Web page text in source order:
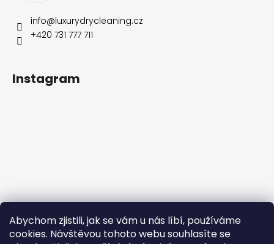
Abychom zjistili, jak se vám u nás líbí, používáme
cookies. Návštěvou tohoto webu souhlasíte se
info@luxurydrycleaning.cz
+420 731 777 711
Instagram
Sledovat na Instagramu